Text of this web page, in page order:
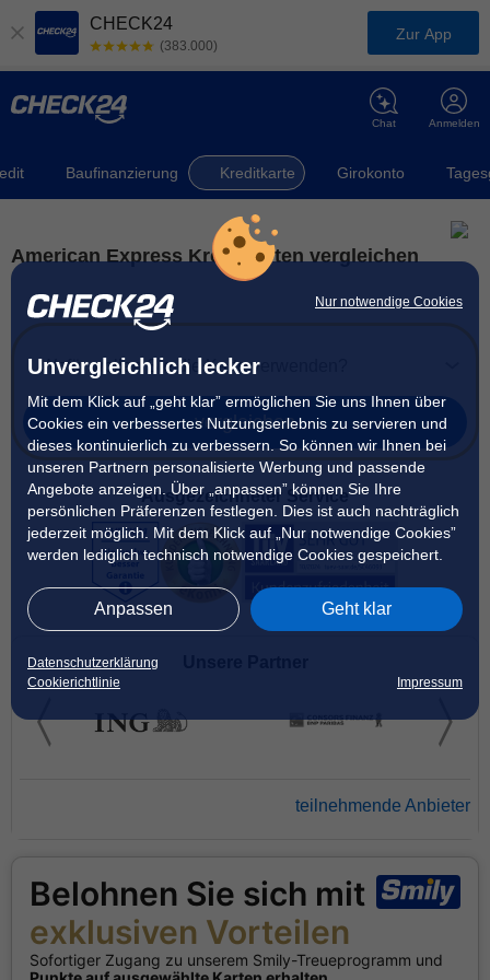
Nur notwendige Cookies
Unvergleichlich lecker
Mit dem Klick auf „geht klar” ermöglichen Sie uns Ihnen über
Cookies ein verbessertes Nutzungserlebnis zu servieren und
dieses kontinuierlich zu verbessern. So können wir Ihnen bei
unseren Partnern personalisierte Werbung und passende
Angebote anzeigen. Über „anpassen” können Sie Ihre
persönlichen Präferenzen festlegen. Dies ist auch nachträglich
jederzeit möglich. Mit dem Klick auf „Nur notwendige Cookies”
werden lediglich technisch notwendige Cookies gespeichert.
Anpassen Geht klar
Datenschutzerklärung
Cookierichtlinie
Impressum
CHECK24
(383.000)
Zur App
Anmelden
Chat
Baufinanzierung Kreditkarte Girokonto
American Express Kreditkarten vergleichen
Wofür wollen Sie die Karte verwenden?
vergleichen
Ausgezeichneter Service
teilnehmende Anbieter
Belohnen Sie sich mit
exklusiven Vorteilen
Sofortiger Zugang zu unserem Smily-Treueprogramm und